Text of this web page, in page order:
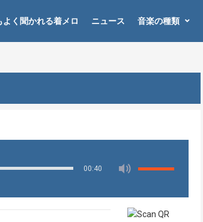
よく聞かれる着メロ ニュース 音楽の種類
00:40